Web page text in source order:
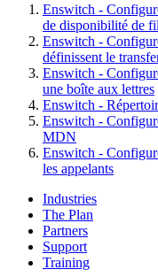
Enswitch -
de disponibilité de
Enswitch -
définissent le
Enswitch -
une boîte aux lettres
Enswitch -
Enswitch -
MDN
Enswitch -
les appelants
Industries
The Plan
Partners
Support
Training